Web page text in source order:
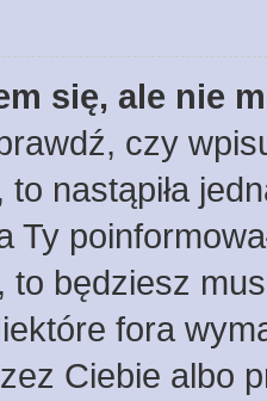
się, ale nie
czy
to nastąpiła
Ty
to będziesz
fora
Ciebie albo